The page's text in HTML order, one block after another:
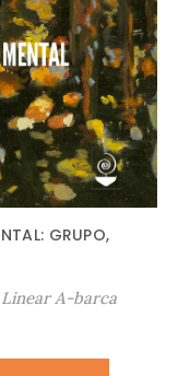
GRUPO,
Linear A-barca